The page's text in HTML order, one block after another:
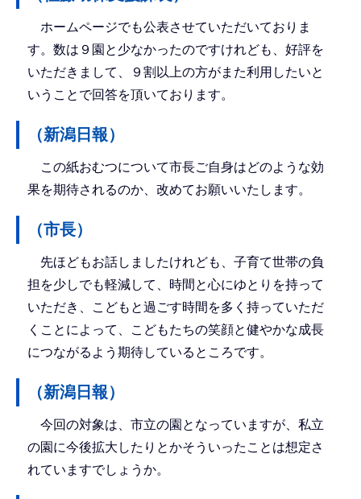
ホームページでも公表させていただいておりま
す。数は９園と少なかったのですけれども、好評を
いただきまして、９割以上の方がまた利用したいと
いうことで回答を頂いております。
（新潟日報）
この紙おむつについて市長ご自身はどのような効
果を期待されるのか、改めてお願いいたします。
（市長）
先ほどもお話しましたけれども、子育て世帯の負
担を少しでも軽減して、時間と心にゆとりを持って
いただき、こどもと過ごす時間を多く持っていただ
くことによって、こどもたちの笑顔と健やかな成長
につながるよう期待しているところです。
（新潟日報）
今回の対象は、市立の園となっていますが、私立
の園に今後拡大したりとかそういったことは想定さ
れていますでしょうか。